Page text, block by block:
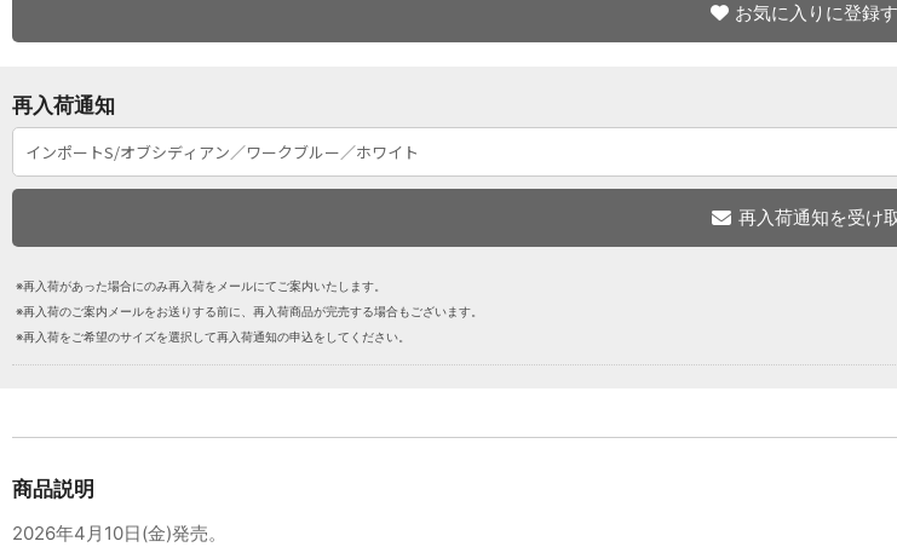
お気に入りに登録
再入荷通知
※再入荷があった場合にのみ再入荷をメールにてご案内いたします。
※再入荷のご案内メールをお送りする前に、再入荷商品が完売する場合もございます。
※再入荷をご希望のサイズを選択して再入荷通知の申込をしてください。
商品説明
2026年4月10日(金)発売。